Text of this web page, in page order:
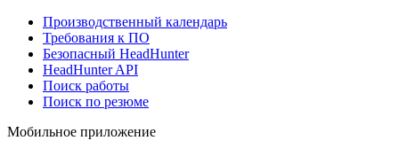
Производственный календарь
Требования к ПО
Безопасный HeadHunter
HeadHunter API
Поиск работы
Поиск по резюме
Мобильное приложение